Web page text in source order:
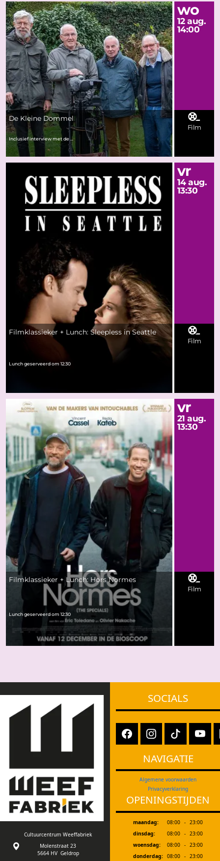
De Kleine Dommel
Inclusief interview met de ...
wo
12 aug.
14:00
Film
Filmklassieker + Lunch: Sleepless in Seattle
Lunch geserveerd om 12:30
vr
14 aug.
13:30
Film
Filmklassieker + Lunch: Hors Normes
Lunch geserveerd om 12:30
vr
21 aug.
13:30
Film
Cultuurcentrum Weeffabriek
Molenstraat 23
5664 HV Geldrop
SOCIALS
NAVIGATIE
Algemene voorwaarden
Privacyverklaring
OPENINGSTIJDEN
maandag: 08:00 - 23:00
dinsdag:
08:00 - 23:00
woensdag:
08:00 - 23:00
donderdag: 08:00 - 23:00